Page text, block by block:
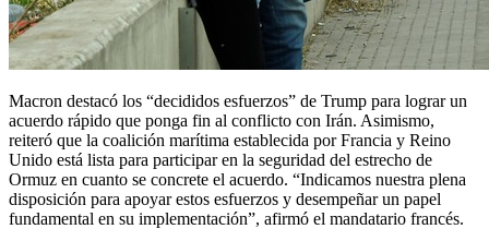
Macron destacó los “decididos esfuerzos” de Trump para lograr un
acuerdo rápido que ponga fin al conflicto con Irán. Asimismo,
reiteró que la coalición marítima establecida por Francia y Reino
Unido está lista para participar en la seguridad del estrecho de
Ormuz en cuanto se concrete el acuerdo. “Indicamos nuestra plena
disposición para apoyar estos esfuerzos y desempeñar un papel
fundamental en su implementación”, afirmó el mandatario francés.